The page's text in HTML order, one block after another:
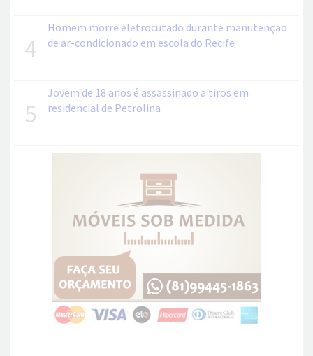
4
Homem morre eletrocutado durante manutenção
de ar-condicionado em escola do Recife
5
Jovem de 18 anos é assassinado a tiros em
residencial de Petrolina